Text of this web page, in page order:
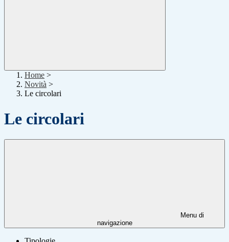
Home >
Novità >
Le circolari
Le circolari
Menu di
navigazione